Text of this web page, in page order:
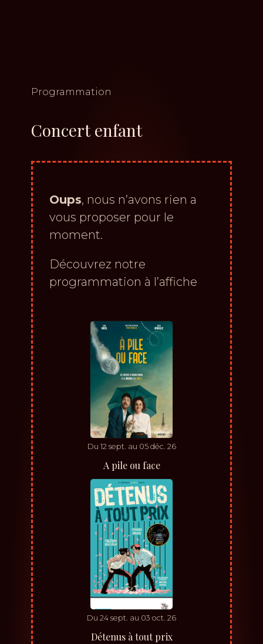
Programmation
Concert enfant
Oups, nous n’avons rien a
vous proposer pour le
moment.
Découvrez notre
programmation à l’affiche
Du 12 sept. au 05 déc. 26
A pile ou face
Du 24 sept. au 03 oct. 26
Détenus à tout prix